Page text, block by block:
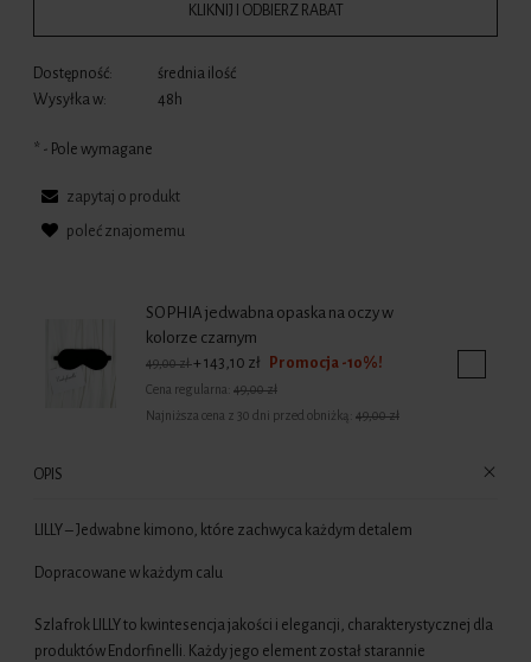
KLIKNIJ I ODBIERZ RABAT
Dostępność:
średnia ilość
Wysyłka w:
48h
* - Pole wymagane
zapytaj o produkt
poleć znajomemu
SOPHIA jedwabna opaska na oczy w
kolorze czarnym
+ 143,10 zł
Cena regularna: 49,00 zł
Najniższa cena z 30 dni przed obniżką: 49,00 zł
OPIS
LILLY – Jedwabne kimono, które zachwyca każdym detalem
Dopracowane w każdym calu
Szlafrok LILLY to kwintesencja jakości i elegancji, charakterystycznej dla
produktów Endorfinelli. Każdy jego element został starannie